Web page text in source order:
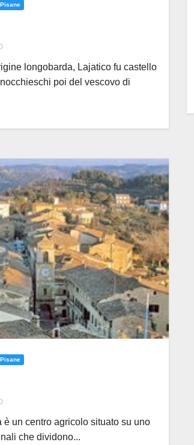
longobarda, Lajatico fu castello
poi del vescovo di
è un centro agricolo situato su uno
che dividono...